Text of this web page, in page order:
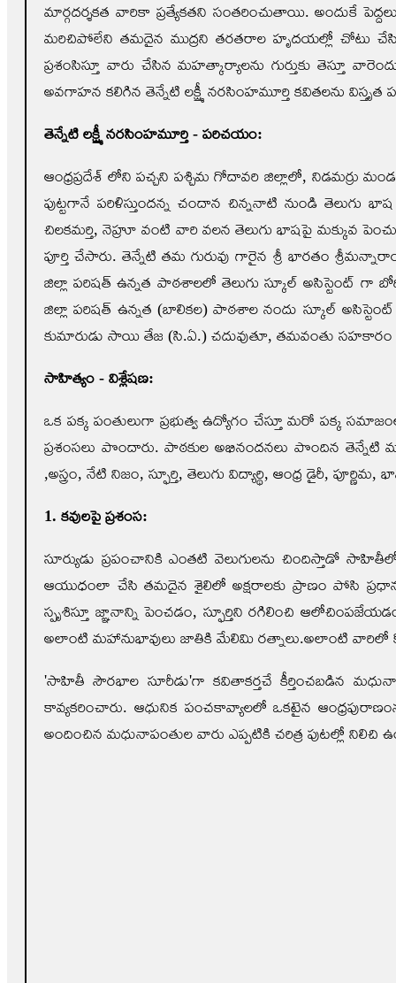
మార్గదర్శకత వారికా ప్రత్యేకతని సంతరించుతాయి. అందుకే
మరిచిపోలేని తమదైన ముద్రని తరతరాల హృదయల్లో చోటు చేసి
ప్రశంసిస్తూ వారు చేసిన మహత్కార్యాలను గుర్తుకు
అవగాహన కలిగిన తెన్నేటి లక్ష్మీ నరసింహ‌మూర్తి కవితలను
తెన్నేటి లక్ష్మీ నరసింహమూర్తి - పరిచయం:
ఆంధ్రప్రదేశ్ లోని పచ్చని పశ్చిమ గోదావరి జిల్లాలో, నిడమర్రు
పుట్టగానే పరిళిస్తుందన్న చందాన చిన్ననాటి నుండి తెలుగు
చిలకమర్తి, నెహ్రూ వంటి వారి వలన తెలుగు భాషపై మక్కువ
పూర్తి చేసారు. తెన్నేటి తమ‌ గురువు గారైన శ్రీ భారతం
జిల్లా పరిషత్ ఉన్నత పాఠశాలలో తెలుగు స్కూల్ అసిస్టెంట్ గా
జిల్లా పరిషత్ ఉన్నత (బాలికల) పాఠశాల నందు స్కూల్ అసిస్టెంట్
కుమారుడు సాయి తేజ (సి.ఏ.) చదువుతూ, తమవంతు సహకారం
సాహిత్యం - విశ్లేషణ:
ఒక పక్క పంతులుగా ప్రభుత్వ ఉద్యోగం చేస్తూ మరో పక్క
ప్రశంసలు పొందారు. పాఠకుల అభినందనలు పొందిన తెన్నేటి
,అస్త్రం, నేటి నిజం, స్ఫూర్తి, తెలుగు విద్యార్థి, ఆంధ్ర డైరీ,
1. కవులపై ప్రశంస:
సూర్యుడు ప్రపంచానికి ఎంతటి వెలుగులను చిందిస్తాడో
ఆయుధంలా చేసి తమదైన శైలిలో అక్షరాలకు ప్రాణం పోసి
స్పృశిస్తూ జ్ఞానాన్ని పెంచడం, స్ఫూర్తిని రగిలించి
అలాంటి మహానుభావులు జాతికి మేలిమి రత్నాలు.అలాంటి వారిలో
'సాహితీ సౌరభాల సూరీడు'గా కవితాకర్తచే కీర్తించబడిన
కావ్యకరించారు. ఆధునిక పంచకావ్యాలలో ఒకటైన
అందించిన మధునాపంతుల వారు ఎప్పటికి చరిత్ర పుటల్లో నిలిచి